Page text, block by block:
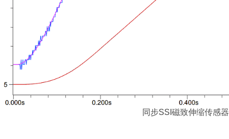
同步SSI 磁致伸缩传感器